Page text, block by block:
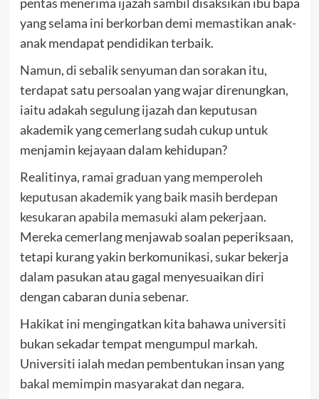
yang selama ini berkorban demi memastikan anak-
anak mendapat pendidikan terbaik.
Namun, di sebalik senyuman dan sorakan itu,
terdapat satu persoalan yang wajar direnungkan,
iaitu adakah segulung ijazah dan keputusan
akademik yang cemerlang sudah cukup untuk
menjamin kejayaan dalam kehidupan?
Realitinya, ramai graduan yang memperoleh
keputusan akademik yang baik masih berdepan
kesukaran apabila memasuki alam pekerjaan.
Mereka cemerlang menjawab soalan peperiksaan,
tetapi kurang yakin berkomunikasi, sukar bekerja
dalam pasukan atau gagal menyesuaikan diri
dengan cabaran dunia sebenar.
Hakikat ini mengingatkan kita bahawa universiti
bukan sekadar tempat mengumpul markah.
Universiti ialah medan pembentukan insan yang
bakal memimpin masyarakat dan negara.